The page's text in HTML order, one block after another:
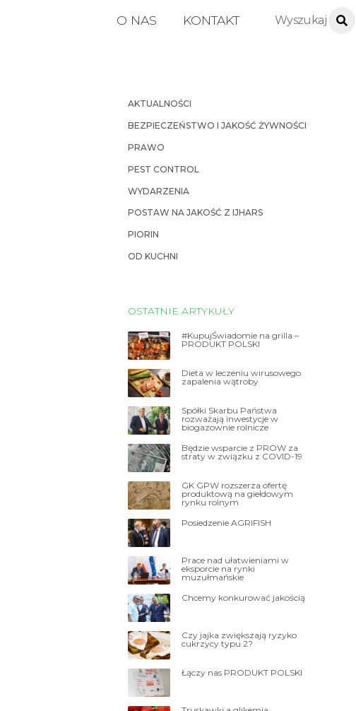
O NAS KONTAKT
AKTUALNOŚCI
BEZPIECZEŃSTWO I JAKOŚĆ ŻYWNOŚCI
PRAWO
PEST CONTROL
WYDARZENIA
POSTAW NA JAKOŚĆ Z IJHARS
PIORIN
OD KUCHNI
OSTATNIE ARTYKUŁY
#KupujŚwiadomie na grilla –
PRODUKT POLSKI
Dieta w leczeniu wirusowego
zapalenia wątroby
Spółki Skarbu Państwa
rozważają inwestycje w
biogazownie rolnicze
Będzie wsparcie z PROW za
straty w związku z COVID-19
GK GPW rozszerza ofertę
produktową na giełdowym
rynku rolnym
Posiedzenie AGRIFISH
Prace nad ułatwieniami w
eksporcie na rynki
muzułmańskie
Chcemy konkurować jakością
Czy jajka zwiększają ryzyko
cukrzycy typu 2?
Łączy nas PRODUKT POLSKI